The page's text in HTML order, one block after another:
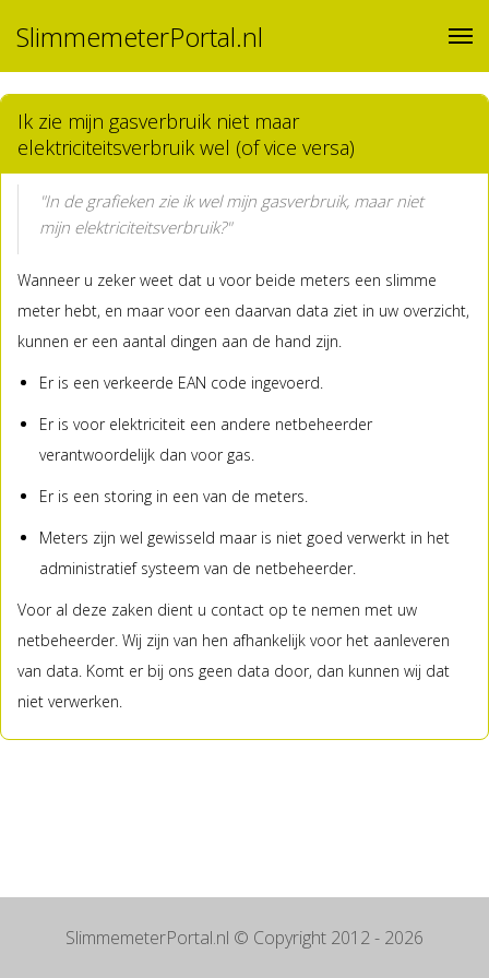
SlimmemeterPortal.nl
Ik zie mijn gasverbruik niet maar
elektriciteitsverbruik wel (of vice versa)
"In de grafieken zie ik wel mijn gasverbruik, maar niet
mijn elektriciteitsverbruik?"
Wanneer u zeker weet dat u voor beide meters een slimme
meter hebt, en maar voor een daarvan data ziet in uw overzicht,
kunnen er een aantal dingen aan de hand zijn.
Er is een verkeerde EAN code ingevoerd.
Er is voor elektriciteit een andere netbeheerder
verantwoordelijk dan voor gas.
Er is een storing in een van de meters.
Meters zijn wel gewisseld maar is niet goed verwerkt in het
administratief systeem van de netbeheerder.
Voor al deze zaken dient u contact op te nemen met uw
netbeheerder. Wij zijn van hen afhankelijk voor het aanleveren
van data. Komt er bij ons geen data door, dan kunnen wij dat
niet verwerken.
SlimmemeterPortal.nl © Copyright 2012 - 2026